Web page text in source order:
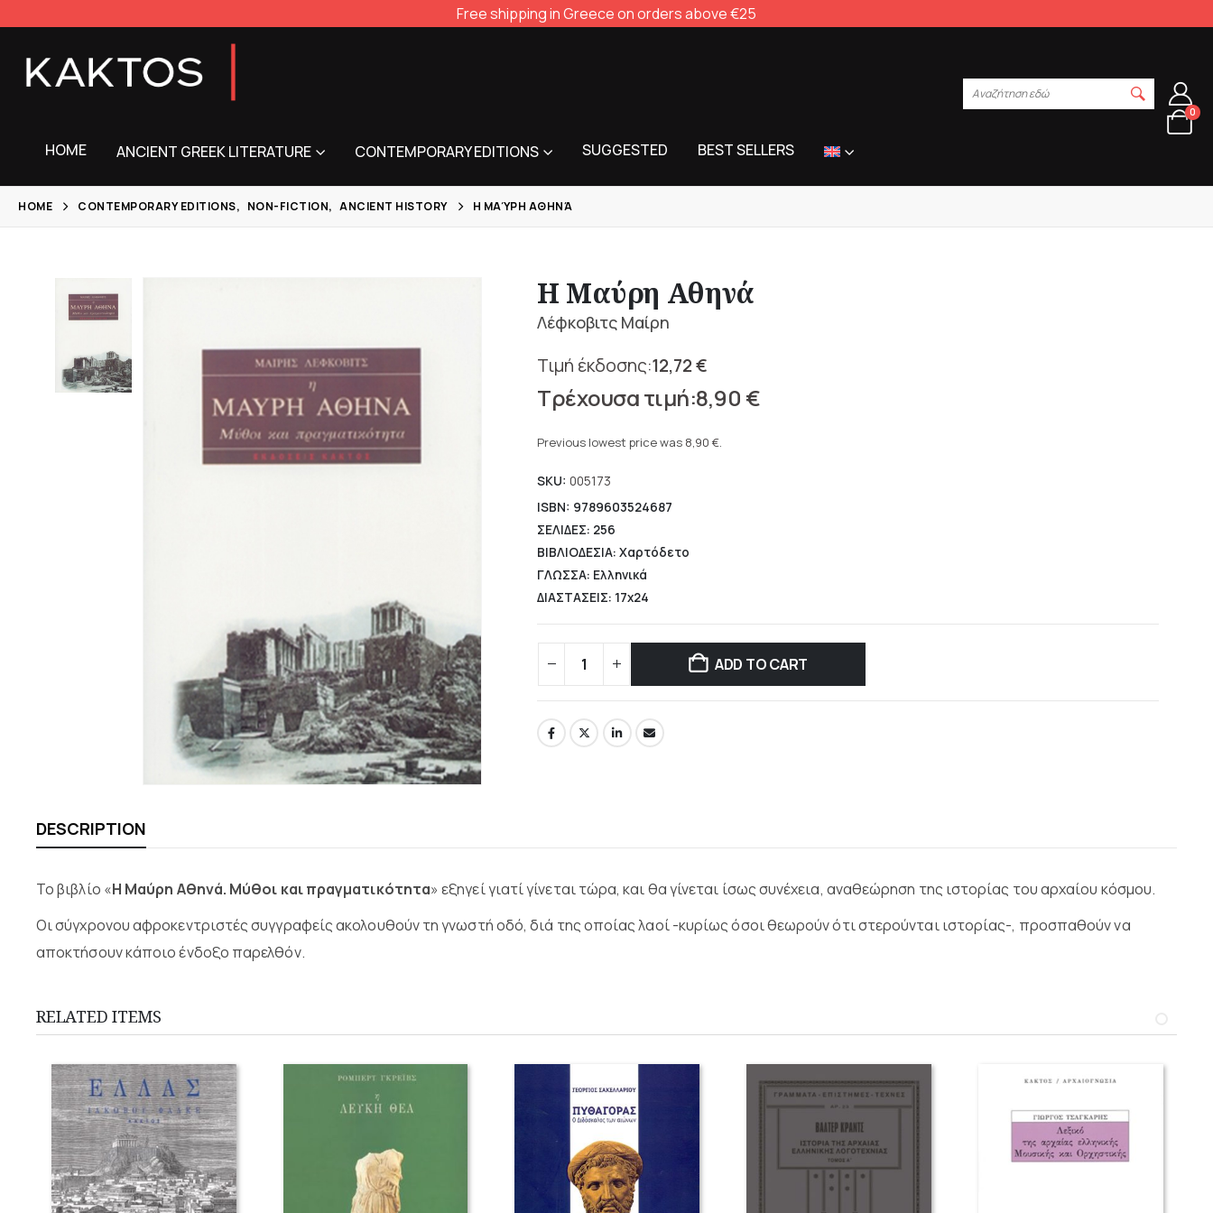
Free shipping in Greece on orders above €25
HOME ANCIENT GREEK LITERATURE CONTEMPORARY EDITIONS SUGGESTED BEST SELLERS
Αναζήτηση εδώ
0
HOME CONTEMPORARY EDITIONS, NON-FICTION, ANCIENT HISTORY Η ΜΑΎΡΗ ΑΘΗΝΆ
Η Μαύρη Αθηνά
Λέφκοβιτς Μαίρη
12,72€
Original
price
was:
12,72 €.
8,90 €
price
8,90 €.
Previous lowest price was 8,90 €.
SKU: 005173
ISBN: 9789603524687
ΣΕΛΙΔΕΣ: 256
ΒΙΒΛΙΟΔΕΣΙΑ: Χαρτόδετο
ΓΛΩΣΣΑ: Ελληνικά
ΔΙΑΣΤΑΣΕΙΣ: 17x24
ADD TO CART
DESCRIPTION
Το βιβλίο «Η Μαύρη Αθηνά. Μύθοι και πραγματικότητα» εξηγεί γιατί γίνεται τώρα, και θα γίνεται ίσως συνέχεια, αναθεώρηση της ιστορίας του αρχαίου κόσμου.
Οι σύγχρονου αφροκεντριστές συγγραφείς ακολουθούν τη γνωστή οδό, διά της οποίας λαοί -κυρίως όσοι θεωρούν ότι στερούνται ιστορίας-, προσπαθούν να
αποκτήσουν κάποιο ένδοξο παρελθόν.
RELATED ITEMS